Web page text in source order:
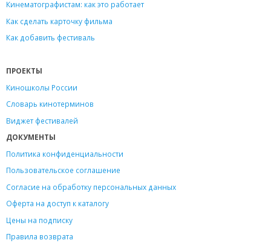
Кинематографистам: как это работает
Как сделать карточку фильма
Как добавить фестиваль
ПРОЕКТЫ
Киношколы России
Словарь кинотерминов
Виджет фестивалей
ДОКУМЕНТЫ
Политика конфиденциальности
Пользовательское соглашение
Согласие на обработку персональных данных
Оферта на доступ к каталогу
Цены на подписку
Правила возврата